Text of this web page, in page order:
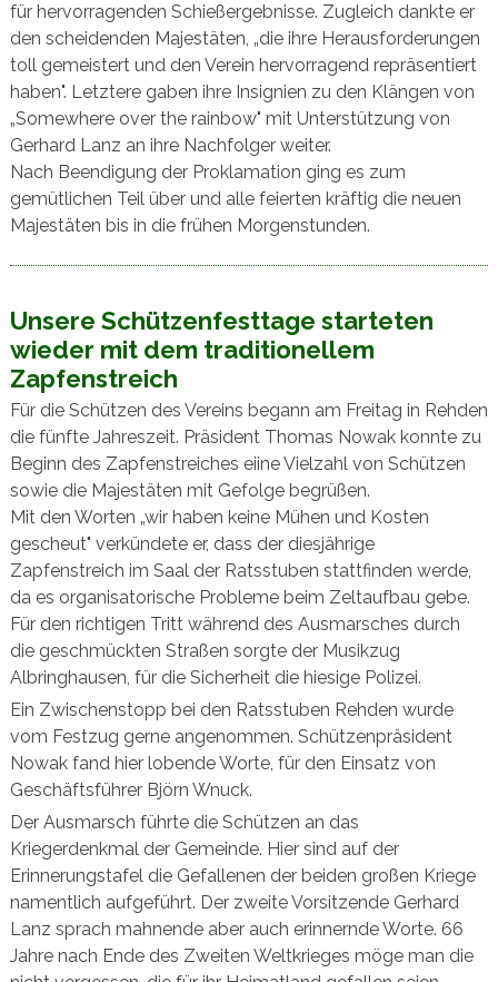
für hervorragenden Schießergebnisse. Zugleich dankte er
den scheidenden Majestäten, „die ihre Herausforderungen
toll gemeistert und den Verein hervorragend repräsentiert
haben". Letztere gaben ihre Insignien zu den Klängen von
„Somewhere over the rainbow" mit Unterstützung von
Gerhard Lanz an ihre Nachfolger weiter.
Nach Beendigung der Proklamation ging es zum
gemütlichen Teil über und alle feierten kräftig die neuen
Majestäten bis in die frühen Morgenstunden.
Unsere Schützenfesttage starteten
wieder mit dem traditionellem
Zapfenstreich
Für die Schützen des Vereins begann am Freitag in Rehden
die fünfte Jahreszeit. Präsident Thomas Nowak konnte zu
Beginn des Zapfenstreiches eiine Vielzahl von Schützen
sowie die Majestäten mit Gefolge begrüßen.
Mit den Worten „wir haben keine Mühen und Kosten
gescheut" verkündete er, dass der diesjährige
Zapfenstreich im Saal der Ratsstuben stattfinden werde,
da es organisatorische Probleme beim Zeltaufbau gebe.
Für den richtigen Tritt während des Ausmarsches durch
die geschmückten Straßen sorgte der Musikzug
Albringhausen, für die Sicherheit die hiesige Polizei.
Ein Zwischenstopp bei den Ratsstuben Rehden wurde
vom Festzug gerne angenommen. Schützenpräsident
Nowak fand hier lobende Worte, für den Einsatz von
Geschäftsführer Björn Wnuck.
Der Ausmarsch führte die Schützen an das
Kriegerdenkmal der Gemeinde. Hier sind auf der
Erinnerungstafel die Gefallenen der beiden großen Kriege
namentlich aufgeführt. Der zweite Vorsitzende Gerhard
Lanz sprach mahnende aber auch erinnernde Worte. 66
Jahre nach Ende des Zweiten Weltkrieges möge man die